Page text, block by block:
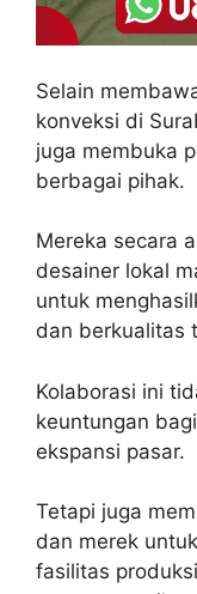
Selain
konveksi di
juga membuka
berbagai pihak.
Mereka secara
desainer lokal
untuk
dan berkualitas
Kolaborasi ini
keuntungan
ekspansi pasar.
Tetapi juga
dan merek
fasilitas